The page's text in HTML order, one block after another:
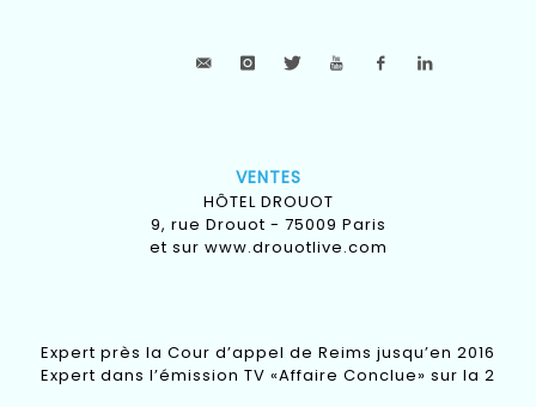
VENTES
HÔTEL DROUOT
9, rue Drouot - 75009 Paris
et sur www.drouotlive.com
Expert près la Cour d’appel de Reims jusqu’en 2016
Expert dans l’émission TV «Affaire Conclue» sur la 2